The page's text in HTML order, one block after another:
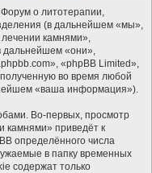
о литотерапии,
(в дальнейшем «мы»,
камнями»,
дальнейшем «они»,
«phpBB Limited»,
во время любой
«ваша информация»).
Во-первых, просмотр
камнями» приведёт к
определённого числа
в папку временных
содержат только